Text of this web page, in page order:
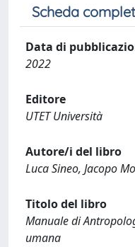
Scheda
Data di
2022
Editore
UTET Università
Autore/i del libro
Luca Sineo, Jacopo
Titolo del libro
Manuale di
umana